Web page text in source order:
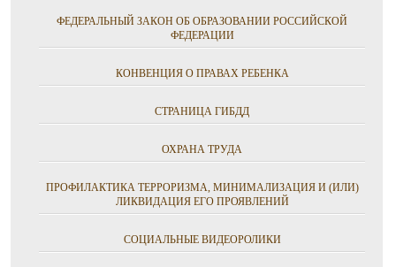
ФЕДЕРАЛЬНЫЙ ЗАКОН ОБ ОБРАЗОВАНИИ РОССИЙСКОЙ
ФЕДЕРАЦИИ
КОНВЕНЦИЯ О ПРАВАХ РЕБЕНКА
СТРАНИЦА ГИБДД
ОХРАНА ТРУДА
ПРОФИЛАКТИКА ТЕРРОРИЗМА, МИНИМАЛИЗАЦИЯ И (ИЛИ)
ЛИКВИДАЦИЯ ЕГО ПРОЯВЛЕНИЙ
СОЦИАЛЬНЫЕ ВИДЕОРОЛИКИ